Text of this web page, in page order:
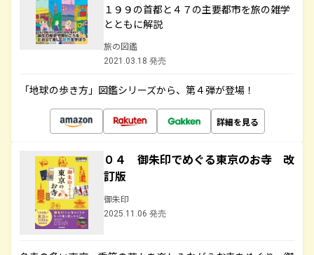
１９９の首都と４７の主要都市を旅の雑学
とともに解説
旅の図鑑
2021.03.18 発売
「地球の歩き方」図鑑シリーズから、第４弾が登場！
詳細を見る
０４ 御朱印でめぐる東京のお寺 改
訂版
御朱印
2025.11.06 発売